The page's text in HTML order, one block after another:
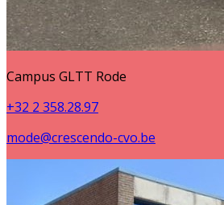
Campus GLTT Rode
+32 2 358.28.97
mode@crescendo-cvo.be